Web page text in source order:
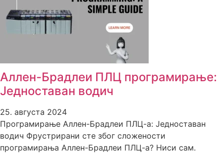
Аллен-Брадлеи ПЛЦ програмирање:
Једноставан водич
25. августа 2024
Програмирање Аллен-Брадлеи ПЛЦ-а: Једноставан
водич Фрустрирани сте због сложености
програмирања Аллен-Брадлеи ПЛЦ-а? Ниси сам.